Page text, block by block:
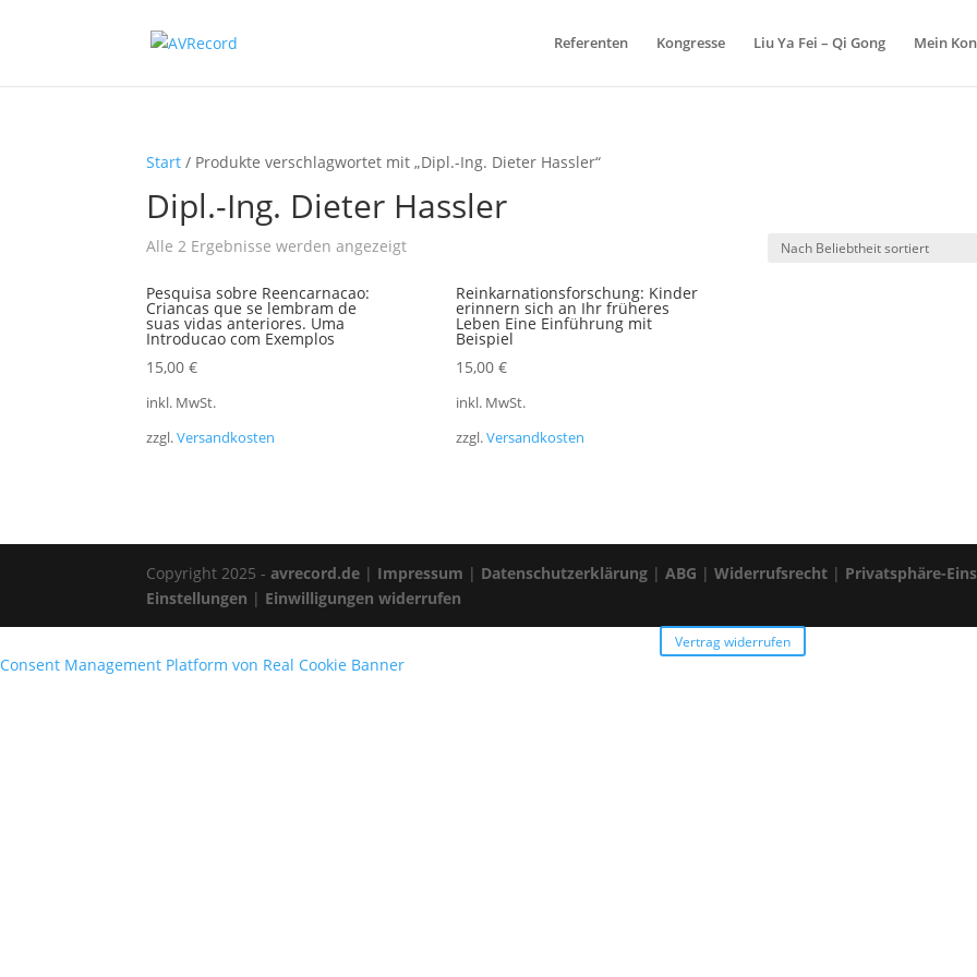
Referenten Kongresse Liu Ya Fei – Qi Gong Mein
Start / Produkte verschlagwortet mit „Dipl.-Ing. Dieter Hassler“
Dipl.-Ing. Dieter Hassler
Alle 2 Ergebnisse werden angezeigtNach
sortiert
Pesquisa sobre Reencarnacao:
Criancas que se lembram de
suas vidas anteriores. Uma
Introducao com Exemplos
15,00€
inkl. MwSt.
zzgl.Versandkosten
Reinkarnationsforschung: Kinder
erinnern sich an Ihr früheres
Leben Eine Einführung mit
Beispiel
15,00 €
inkl. MwSt.
zzgl.Versandkosten
Copyright 2025 -avrecord.de | Impressum | Datenschutzerklärung |ABG |Widerrufsrecht | Privatsphäre-
Einstellungen | Einwilligungen widerrufen
Vertrag widerrufen
Consent Management Platform von Real Cookie Banner